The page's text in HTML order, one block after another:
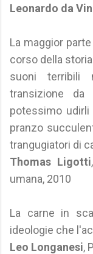
Leonardo da
La maggior
corso della
suoni terribili
transizione
potessimo
pranzo
trangugiatori di
Thomas Ligotti
umana, 2010
La carne in
ideologie che
Leo Longanesi,